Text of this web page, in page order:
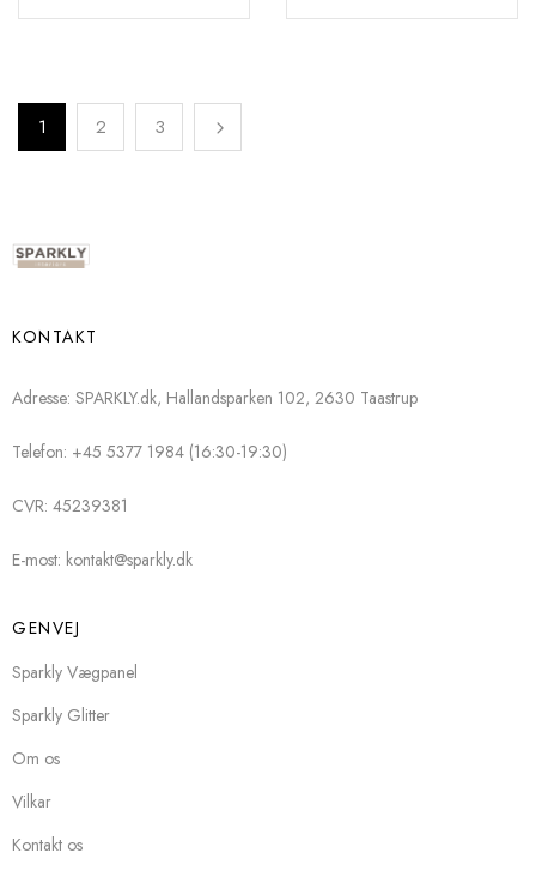
1 2 3
KONTAKT
Adresse: SPARKLY.dk, Hallandsparken 102, 2630 Taastrup
Telefon: +45 5377 1984 (16:30-19:30)
CVR: 45239381
E-most: kontakt@sparkly.dk
GENVEJ
Sparkly Vægpanel
Sparkly Glitter
Om os
Vilkar
Kontakt os